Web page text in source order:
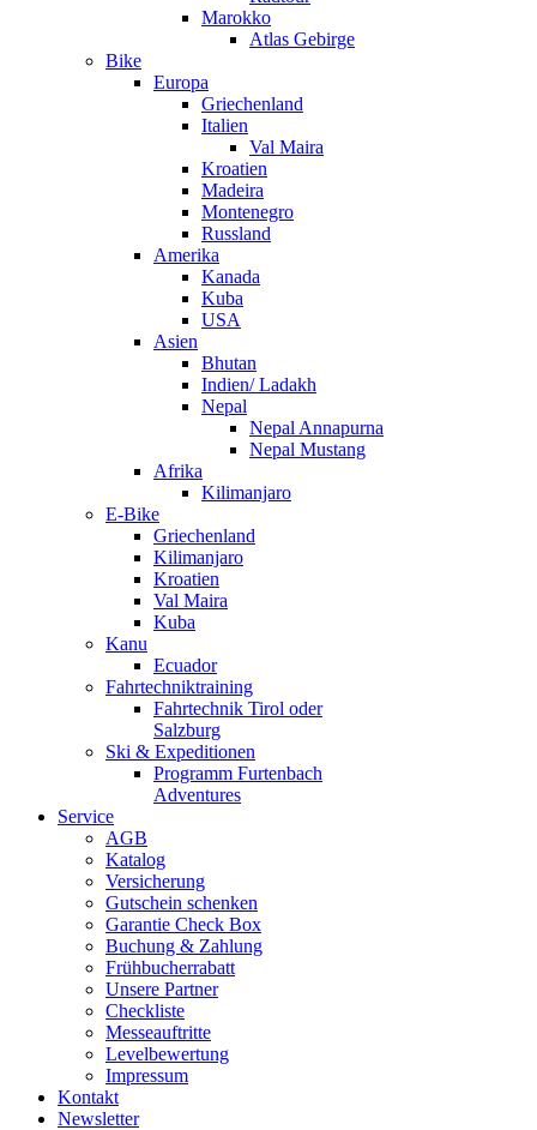
Marokko
Atlas Gebirge
Bike
Europa
Griechenland
Italien
Val Maira
Kroatien
Madeira
Montenegro
Russland
Amerika
Kanada
Kuba
USA
Asien
Bhutan
Indien/ Ladakh
Nepal
Nepal Annapurna
Nepal Mustang
Afrika
Kilimanjaro
E-Bike
Griechenland
Kilimanjaro
Kroatien
Val Maira
Kuba
Kanu
Ecuador
Fahrtechniktraining
Fahrtechnik Tirol oder
Salzburg
Ski & Expeditionen
Programm Furtenbach
Adventures
Service
AGB
Katalog
Versicherung
Gutschein schenken
Garantie Check Box
Buchung & Zahlung
Frühbucherrabatt
Unsere Partner
Checkliste
Messeauftritte
Levelbewertung
Impressum
Kontakt
Newsletter